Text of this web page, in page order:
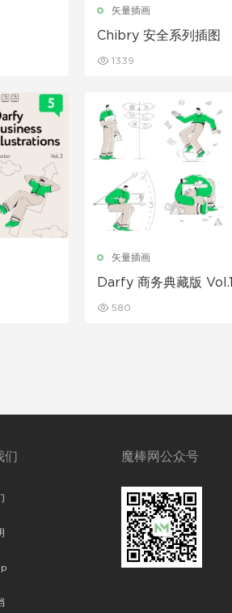
矢量插画
Chibry 安全系列插图
1339
矢量插画
Darfy 商务典藏版 Vol.1
580
们 魔棒网公众号